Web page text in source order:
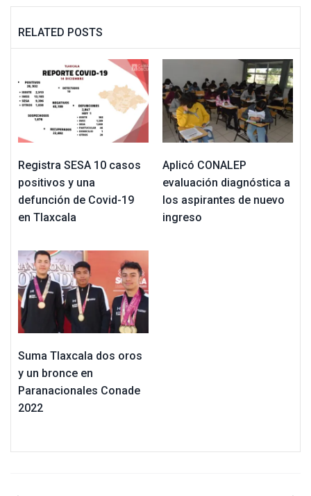
RELATED POSTS
Registra SESA 10 casos
positivos y una
defunción de Covid-19
en Tlaxcala
Aplicó CONALEP
evaluación diagnóstica a
los aspirantes de nuevo
ingreso
Suma Tlaxcala dos oros
y un bronce en
Paranacionales Conade
2022